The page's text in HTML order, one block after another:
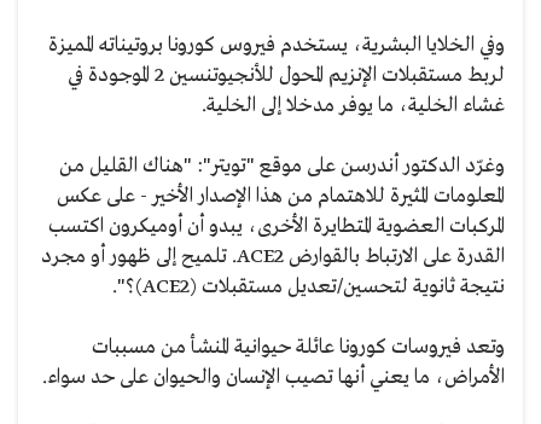
وفي الخلايا البشرية، يستخدم فيروس كورونا بروتيناته المميزة
لربط مستقبلات الإنزيم المحول للأنجيوتنسين 2 الموجودة في
غشاء الخلية، ما يوفر مدخلا إلى الخلية.
وغرّد الدكتور أندرسن على موقع "تويتر": "هناك القليل من
المعلومات المثيرة للاهتمام من هذا الإصدار الأخير - على عكس
المركبات العضوية المتطايرة الأخرى، يبدو أن أوميكرون اكتسب
القدرة على الارتباط بالقوارض ACE2. تلميح إلى ظهور أو مجرد
نتيجة ثانوية لتحسين/تعديل مستقبلات (ACE2)؟".
وتعد فيروسات كورونا عائلة حيوانية المنشأ من مسببات
الأمراض، ما يعني أنها تصيب الإنسان والحيوان على حد سواء.